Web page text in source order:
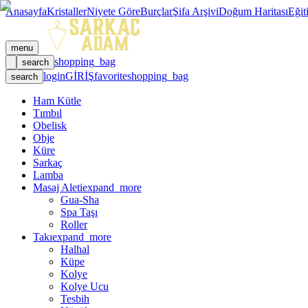
AnasayfaKristallerNiyete GöreBurçlarŞifa ArşiviDoğum Haritası
menu
search shopping_bag
search loginGİRİŞfavoriteshopping_bag
Ham Kütle
Tımbıl
Obelisk
Obje
Küre
Sarkaç
Lamba
Masaj Aletiexpand_more
Gua-Sha
Spa Taşı
Roller
Takıexpand_more
Halhal
Küpe
Kolye
Kolye Ucu
Tesbih